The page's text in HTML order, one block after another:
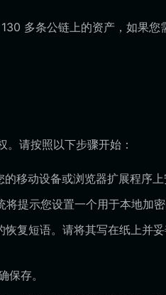
多条公链上的资产，如果
请按照以下步骤开始：
移动设备或浏览器扩展程序上
提示您设置一个用于本地加密
恢复短语。请将其写在纸上并
保存。